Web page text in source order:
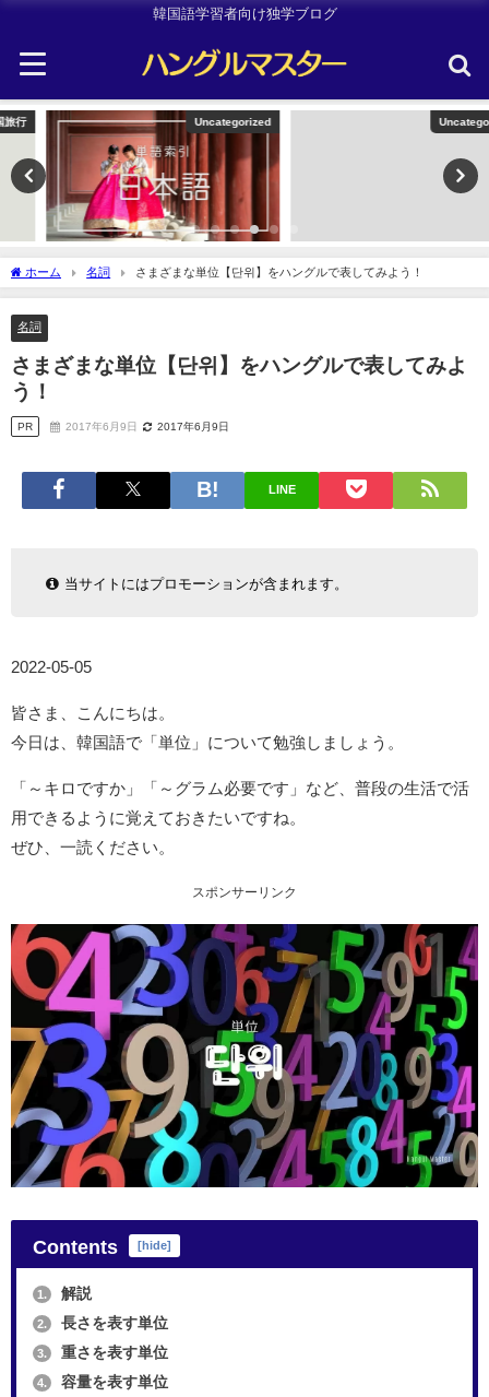
韓国語学習者向け独学ブログ
Uncategorized Uncategorized
ホーム 名詞 さまざまな単位【단위】をハングルで表してみよう！
名詞
さまざまな単位【단위】をハングルで表してみよ
う！
PR 2017年6月9日 2017年6月9日
LINE
当サイトにはプロモーションが含まれます。
2022-05-05
皆さま、こんにちは。
今日は、韓国語で「単位」について勉強しましょう。
「～キロですか」「～グラム必要です」など、普段の生活で活
用できるように覚えておきたいですね。
ぜひ、一読ください。
スポンサーリンク
Contents [hide]
1. 解説
2. 長さを表す単位
3. 重さを表す単位
4. 容量を表す単位